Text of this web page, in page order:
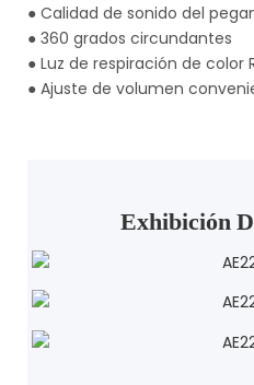
● Calidad de sonido del
● 360 grados circundantes
● Luz de respiración de color
● Ajuste de volumen
Exhibición